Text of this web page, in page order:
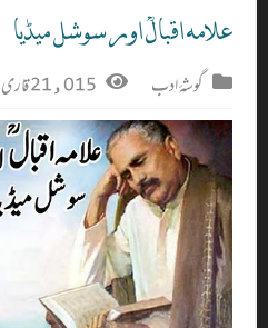
علامہ اقبالؒ اور سوشل میڈیا
گوشۂ ادب 21,015 قاری